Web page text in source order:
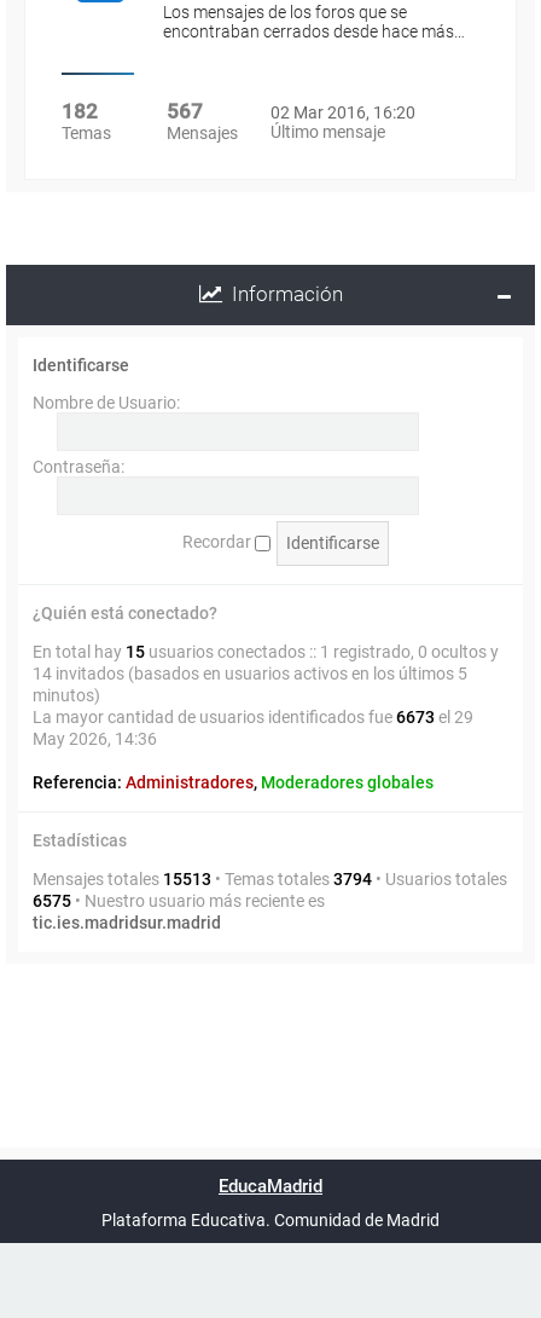
Los mensajes de los foros que se
encontraban cerrados desde hace más…
182
Temas
567
Mensajes
02 Mar 2016, 16:20
Último mensaje
Información
Identificarse
Nombre de Usuario:
Contraseña:
Recordar
¿Quién está conectado?
En total hay 15 usuarios conectados :: 1 registrado, 0 ocultos y
14 invitados (basados en usuarios activos en los últimos 5
minutos)
La mayor cantidad de usuarios identificados fue6673 el 29
May 2026, 14:36
Referencia: Administradores, Moderadores globales
Estadísticas
Mensajes totales 15513 • Temas totales3794 • Usuarios totales
6575 • Nuestro usuario más reciente es
tic.ies.madridsur.madrid
UTC+02:00
phpBB España
EducaMadrid
Plataforma Educativa. Comunidad de Madrid